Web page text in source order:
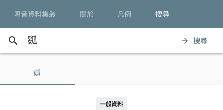
粵音資料集叢 關於 凡例 搜尋
search arrow_forward 搜尋
㼏
一般資料